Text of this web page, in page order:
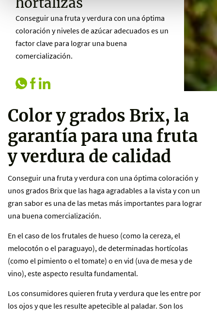
Conseguir una fruta y verdura con una óptima
coloración y niveles de azúcar adecuados es un
factor clave para lograr una buena
comercialización.
Color y grados Brix, la
garantía para una fruta
y verdura de calidad
Conseguir una fruta y verdura con una óptima coloración y
unos grados Brix que las haga agradables a la vista y con un
gran sabor es una de las metas más importantes para lograr
una buena comercialización.
En el caso de los frutales de hueso (como la cereza, el
melocotón o el paraguayo), de determinadas hortícolas
(como el pimiento o el tomate) o en vid (uva de mesa y de
vino), este aspecto resulta fundamental.
Los consumidores quieren fruta y verdura que les entre por
los ojos y que les resulte apetecible al paladar. Son los